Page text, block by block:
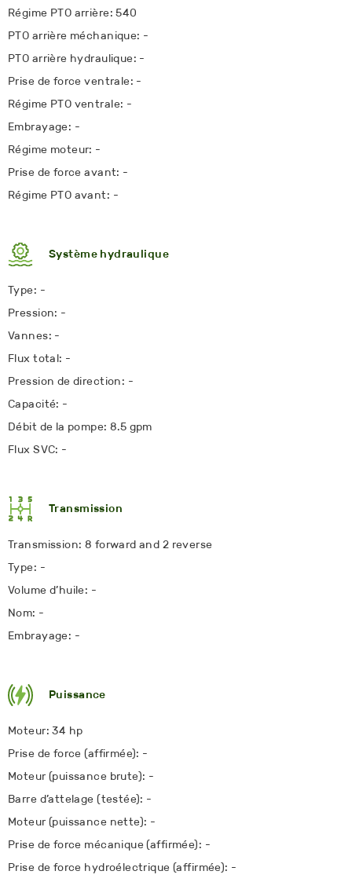
Régime PTO arrière: 540
PTO arrière méchanique: -
PTO arrière hydraulique: -
Prise de force ventrale: -
Régime PTO ventrale: -
Embrayage: -
Régime moteur: -
Prise de force avant: -
Régime PTO avant: -
Système hydraulique
Type: -
Pression: -
Vannes: -
Flux total: -
Pression de direction: -
Capacité: -
Débit de la pompe: 8.5 gpm
Flux SVC: -
Transmission
Transmission: 8 forward and 2 reverse
Type: -
Volume d’huile: -
Nom: -
Embrayage: -
Puissance
Moteur: 34 hp
Prise de force (affirmée): -
Moteur (puissance brute): -
Barre d’attelage (testée): -
Moteur (puissance nette): -
Prise de force mécanique (affirmée): -
Prise de force hydroélectrique (affirmée): -